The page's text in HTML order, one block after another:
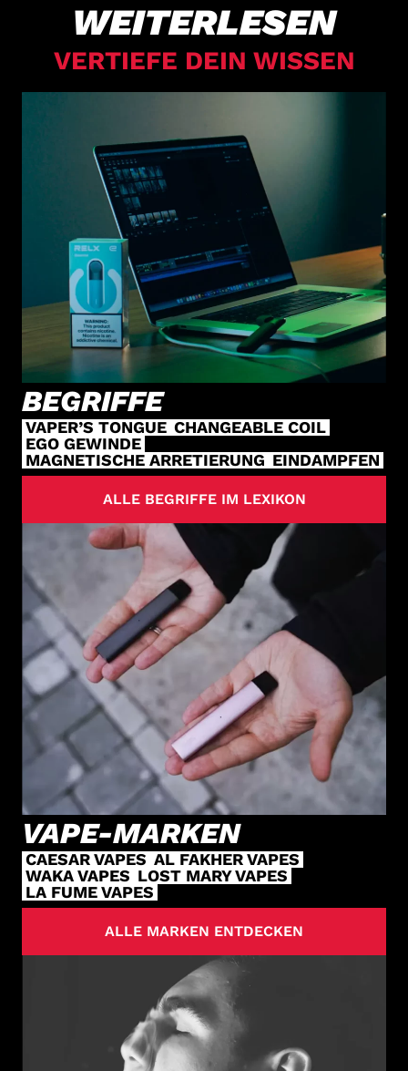
WEITERLESEN
VERTIEFE DEIN WISSEN
BEGRIFFE
VAPER’S TONGUE CHANGEABLE COIL
EGO GEWINDE
MAGNETISCHE ARRETIERUNG EINDAMPFEN
ALLE BEGRIFFE IM LEXIKON
VAPE-MARKEN
CAESAR VAPES AL FAKHER VAPES
WAKA VAPES LOST MARY VAPES
LA FUME VAPES
ALLE MARKEN ENTDECKEN